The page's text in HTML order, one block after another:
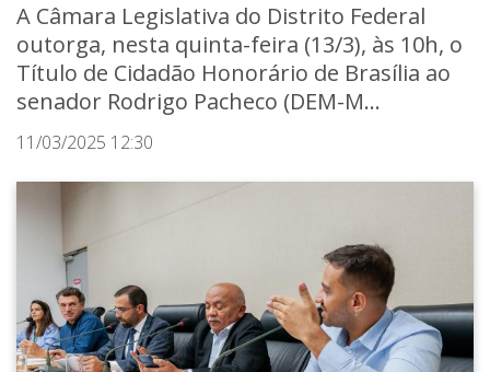
A Câmara Legislativa do Distrito Federal
outorga, nesta quinta-feira (13/3), às 10h, o
Título de Cidadão Honorário de Brasília ao
senador Rodrigo Pacheco (DEM-M...
11/03/2025 12:30